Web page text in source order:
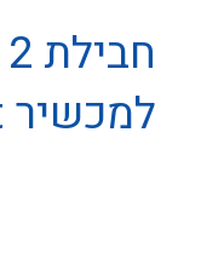
למכשיר Prisma Smart